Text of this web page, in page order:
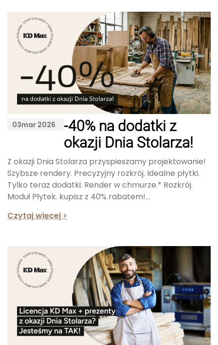
03mar 2026
-40% na dodatki z
okazji Dnia Stolarza!
Z okazji Dnia Stolarza przyspieszamy projektowanie!
Szybsze rendery. Precyzyjny rozkrój. Idealne płytki.
Tylko teraz dodatki: Render w chmurze.* Rozkrój.
Moduł Płytek. kupisz z 40% rabatem!...
Czytaj więcej >